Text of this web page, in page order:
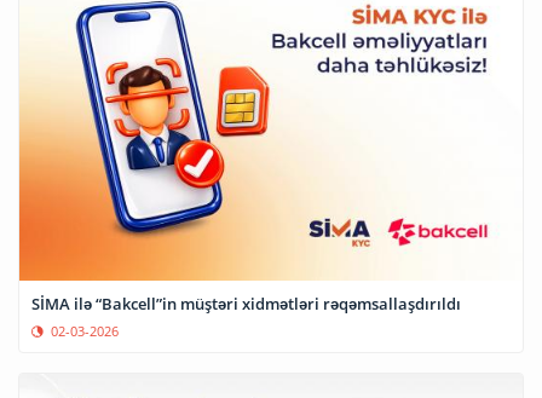
SİMA ilə “Bakcell”in müştəri xidmətləri rəqəmsallaşdırıldı
02-03-2026